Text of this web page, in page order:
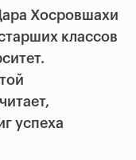
Хосровшахи
классов
успеха